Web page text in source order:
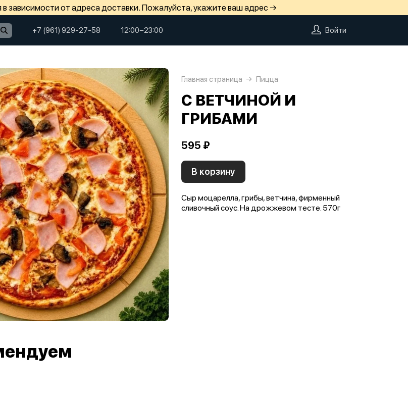
зависимости от адреса доставки. Пожалуйста, укажите ваш адрес →
+7 (961) 929-27-58 12:00−23:00 Войти
Главная страница Пицца
С ВЕТЧИНОЙ И
ГРИБАМИ
595 ₽
В корзину
Сыр моцарелла, грибы, ветчина, фирменный
сливочный соус. На дрожжевом тесте. 570г